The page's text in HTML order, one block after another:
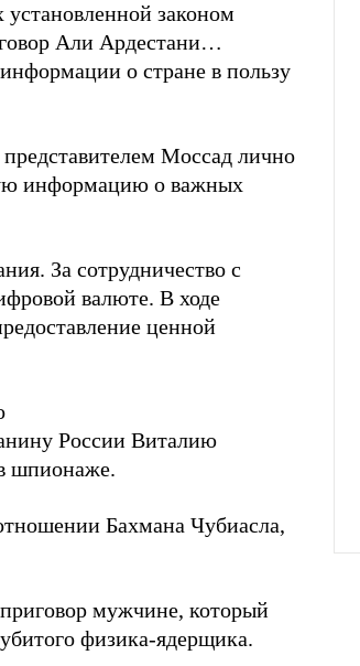
законом
Али Ардестани…
о стране в пользу
Моссад лично
информацию о важных
За сотрудничество с
валюте. В ходе
ценной
России Виталию
шпионаже.
Бахмана Чубиасла,
мужчине, который
физика-ядерщика.